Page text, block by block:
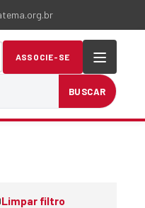
BUSCAR
ASSOCIE-SE
Limpar filtro